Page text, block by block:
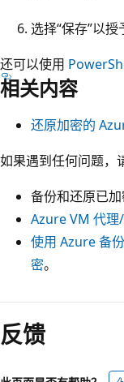
选择“保存”以授
还可以使用
相关内容
还原加密的
如果遇到任何问题，
备份和还原已
Azure VM 代理
使用 Azure 备
密。
反馈